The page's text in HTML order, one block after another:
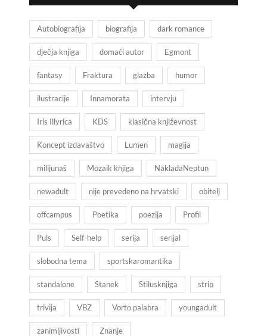
Autobiografija biografija dark romance
dječja knjiga domaći autor Egmont
fantasy Fraktura glazba humor
ilustracije Innamorata intervju
Iris Illyrica KDS klasična književnost
Koncept izdavaštvo Lumen magija
milijunaš Mozaik knjiga NakladaNeptun
newadult nije prevedeno na hrvatski obitelj
offcampus Poetika poezija Profil
Puls Self-help serija serijal
slobodna tema sportskaromantika
standalone Stanek Stilusknjiga strip
trivija VBZ Vorto palabra youngadult
zanimljivosti Znanje